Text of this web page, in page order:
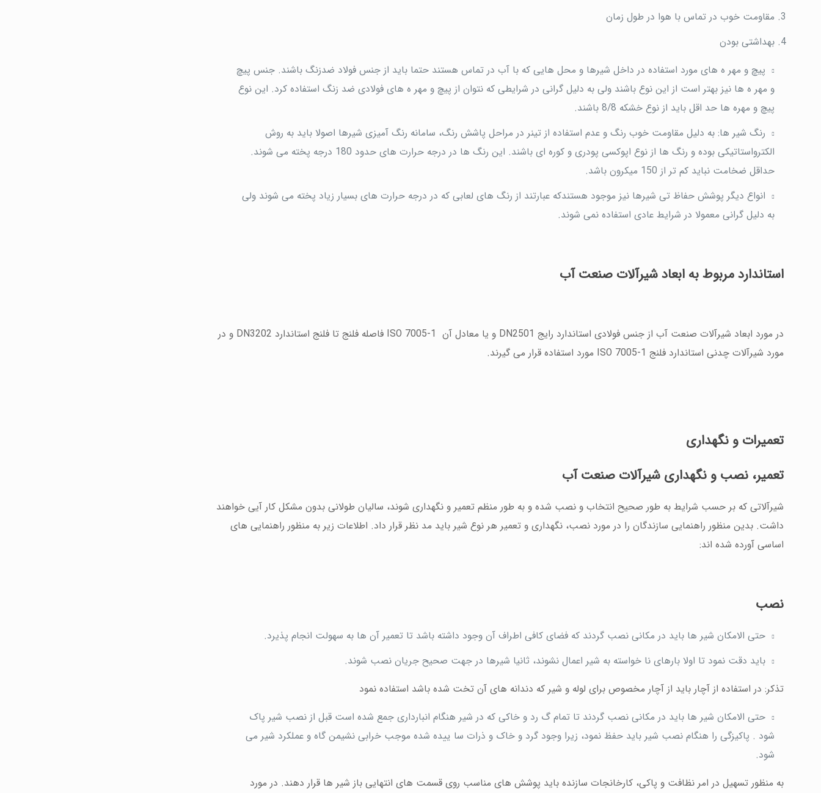
مقاومت خوب در تماس با هوا در طول زمان
بهداشتی بودن
پیچ و مهر ه های مورد استفاده در داخل شیرها و محل هایی که با آب در تماس هستند حتما باید از جنس فولاد ضدزنگ باشند. جنس پیچ
و مهر ه ها نیز بهتر است از این نوع باشند ولی به دلیل گرانی در شرایطی که نتوان از پیچ و مهر ه های فولادی ضد زنگ استفاده کرد. این نوع
پیچ و مهره ها حد اقل باید از نوع خشکه 8/8 باشند.
رنگ شیر ها: به دلیل مقاومت خوب رنگ و عدم استفاده از تینر در مراحل پاشش رنگ، سامانه رنگ آمیزی شیرها اصولا باید به روش
الکترواستاتیکی بوده و رنگ ها از نوع اپوکسی پودری و کوره ای باشند. این رنگ ها در درجه حرارت های حدود 180 درجه پخته می شوند.
حداقل ضخامت نباید کم تر از 150 میکرون باشد.
انواع دیگر پوشش حفاظ تی شیرها نیز موجود هستندکه عبارتند از رنگ های لعابی که در درجه حرارت های بسیار زیاد پخته می شوند ولی
به دلیل گرانی معمولا در شرایط عادی استفاده نمی شوند.
استانداردمربوطبه ابعادشیرآلات صنعت آب
در مورد ابعاد شیرآلات صنعت آب از جنس فولادی استاندارد رایج DN2501 و یا معادل آن ISO 7005-1 فاصله فلنج تا فلنج استاندارد DN3202 و در
مورد شیرآلات چدنی استاندارد فلنج ISO 7005-1 مورد استفاده قرار می گیرند.
تعمیرات و نگهداری
تعمیر، نصب و نگهداری شیرآلات صنعت آب
شیرآلاتی که بر حسب شرایط به طور صحیح انتخاب و نصب شده و به طور منظم تعمیر و نگهداری شوند، سالیان طولانی بدون مشکل کار آیی خواهند
داشت. بدین منظور راهنمایی سازندگان را در مورد نصب، نگهداری و تعمیر هر نوع شیر باید مد نظر قرار داد. اطلاعات زیر به منظور راهنمایی های
اساسی آورده شده اند:
نصب
حتی الامکان شیر ها باید در مکانی نصب گردند که فضای کافی اطراف آن وجود داشته باشد تا تعمیر آن ها به سهولت انجام پذیرد.
باید دقت نمود تا اولا بارهای نا خواسته به شیر اعمال نشوند، ثانیا شیرها در جهت صحیح جریان نصب شوند.
تذکر: در استفاده از آچار باید از آچار مخصوص برای لوله و شیر که دندانه های آن تخت شده باشد استفاده نمود
حتی الامکان شیر ها باید در مکانی نصب گردند تا تمام گ رد و خاکی که در شیر هنگام انبارداری جمع شده است قبل از نصب شیر پاک
شود . پاکیزگی را هنگام نصب شیر باید حفظ نمود، زیرا وجود گرد و خاک و ذرات سا ییده شده موجب خرابی نشیمن گاه و عملکرد شیر می
شود.
به منظور تسهیل در امر نظافت و پاکی، کارخانجات سازنده باید پوشش های مناسب روی قسمت های انتهایی باز شیر ها قرار دهند. در مورد